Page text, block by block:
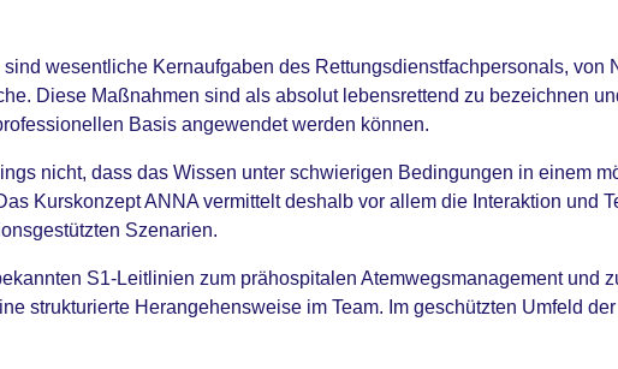
wesentliche Kernaufgaben des Rettungsdienstfachpersonals, von
Diese Maßnahmen sind als absolut lebensrettend zu bezeichnen
Basis angewendet werden können.
nicht, dass das Wissen unter schwierigen Bedingungen in einem
Kurskonzept ANNA vermittelt deshalb vor allem die Interaktion und
Szenarien.
S1-Leitlinien zum prähospitalen Atemwegsmanagement und
strukturierte Herangehensweise im Team. Im geschützten Umfeld